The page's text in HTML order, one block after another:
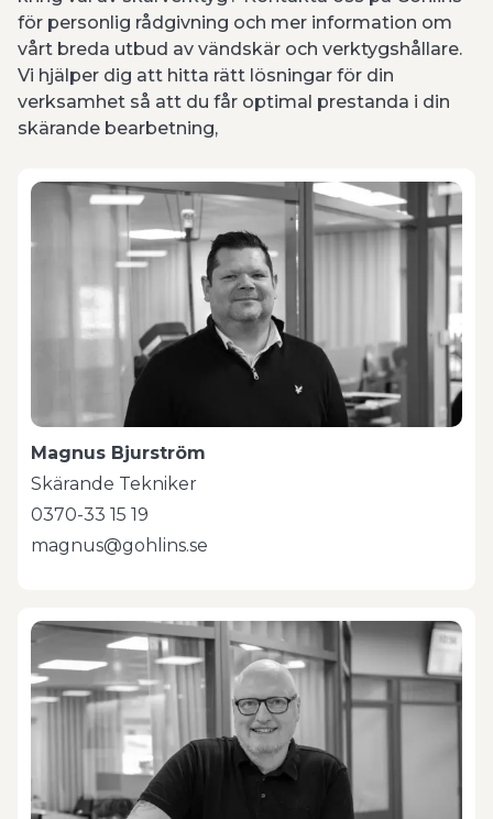
för personlig rådgivning och mer information om
vårt breda utbud av vändskär och verktygshållare.
Vi hjälper dig att hitta rätt lösningar för din
verksamhet så att du får optimal prestanda i din
skärande bearbetning,
Magnus Bjurström
Skärande Tekniker
0370-33 15 19
magnus@gohlins.se